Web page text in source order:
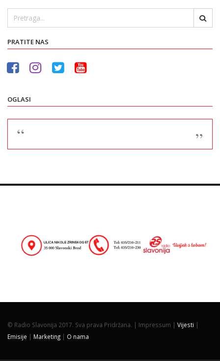
PRATITE NAS
OGLASI
© Radio Slavonija 2017. Sva prava Pridržana. | Impressum | Vijesti |
Emisije | Marketing | O nama